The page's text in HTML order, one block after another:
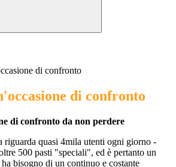
di confronto
di confronto
di confronto da non perdere
riguarda quasi 4mila utenti ogni giorno -
500 pasti "speciali", ed è pertanto un
bisogno di un continuo e costante